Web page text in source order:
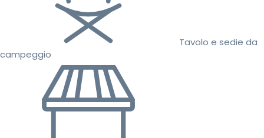
Tavolo e sedie da
campeggio